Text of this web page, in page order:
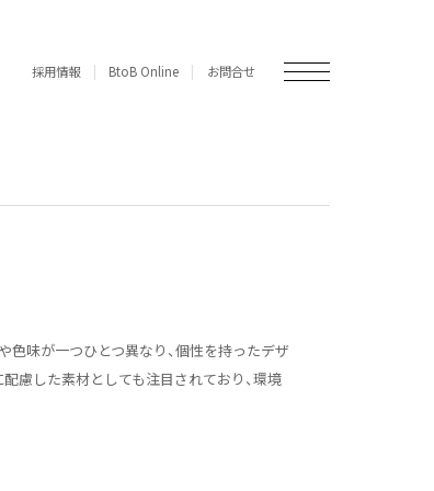
採用情報 BtoB Online お問合せ
色味が一つひとつ異なり、個性を持ったデザ
慮した素材としても注目されており、環境